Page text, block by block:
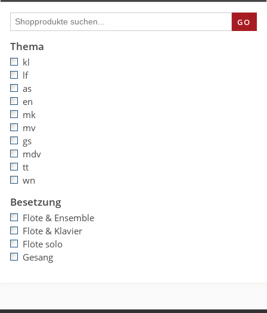
GO
Thema
kl
lf
as
en
mk
mv
gs
mdv
tt
wn
Besetzung
Flöte & Ensemble
Flöte & Klavier
Flöte solo
Gesang